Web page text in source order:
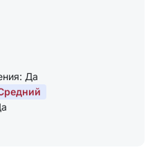
Да